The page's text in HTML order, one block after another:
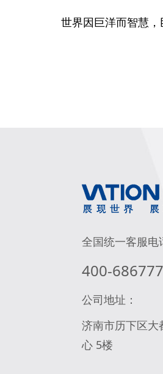
世界因巨洋而智慧，
全国统一客服电
400-
公司地址：
济南市历下区大
心 5楼